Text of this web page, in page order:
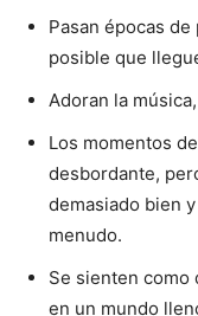
Pasan épocas
posible que
Adoran la
Los momentos
desbordante,
demasiado bien
menudo.
Se sienten como
en un mundo